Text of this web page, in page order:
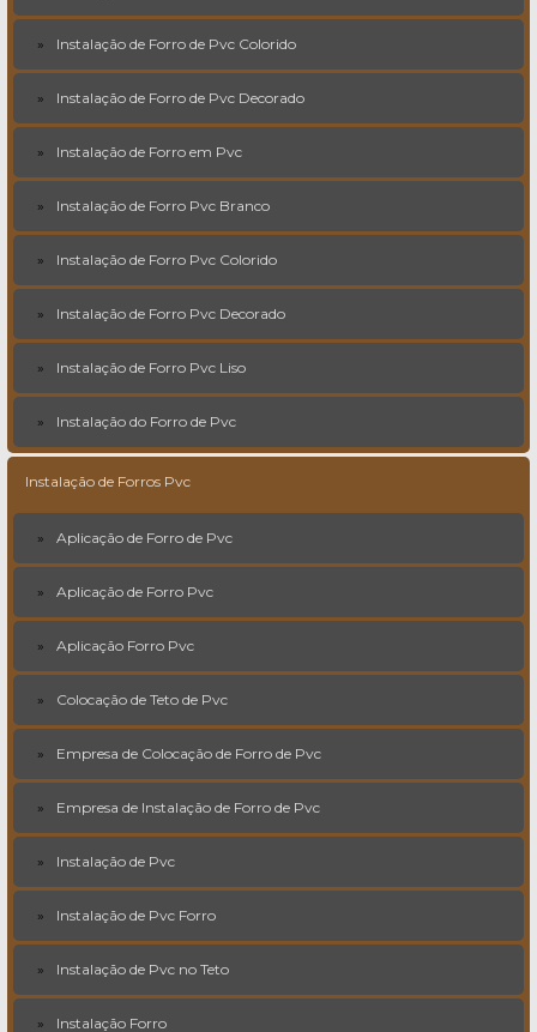
Instalação de Forro de Pvc Colorido
Instalação de Forro de Pvc Decorado
Instalação de Forro em Pvc
Instalação de Forro Pvc Branco
Instalação de Forro Pvc Colorido
Instalação de Forro Pvc Decorado
Instalação de Forro Pvc Liso
Instalação do Forro de Pvc
Instalação de Forros Pvc
Aplicação de Forro de Pvc
Aplicação de Forro Pvc
Aplicação Forro Pvc
Colocação de Teto de Pvc
Empresa de Colocação de Forro de Pvc
Empresa de Instalação de Forro de Pvc
Instalação de Pvc
Instalação de Pvc Forro
Instalação de Pvc no Teto
Instalação Forro